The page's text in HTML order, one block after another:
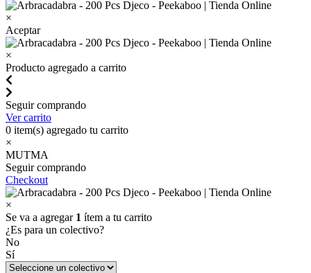
×
Aceptar
×
Producto agregado a carrito
Seguir comprando
Ver carrito
0 item(s) agregado tu carrito
×
MUTMA
Seguir comprando
Checkout
×
Se va a agregar 1 ítem a tu carrito
¿Es para un colectivo?
No
Sí